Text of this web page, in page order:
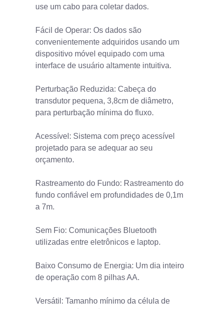
use um cabo para coletar dados.
Fácil de Operar: Os dados são
convenientemente adquiridos usando um
dispositivo móvel equipado com uma
interface de usuário altamente intuitiva.
Perturbação Reduzida: Cabeça do
transdutor pequena, 3,8cm de diâmetro,
para perturbação mínima do fluxo.
Acessível: Sistema com preço acessível
projetado para se adequar ao seu
orçamento.
Rastreamento do Fundo: Rastreamento do
fundo confiável em profundidades de 0,1m
a 7m.
Sem Fio: Comunicações Bluetooth
utilizadas entre eletrônicos e laptop.
Baixo Consumo de Energia: Um dia inteiro
de operação com 8 pilhas AA.
Versátil: Tamanho mínimo da célula de